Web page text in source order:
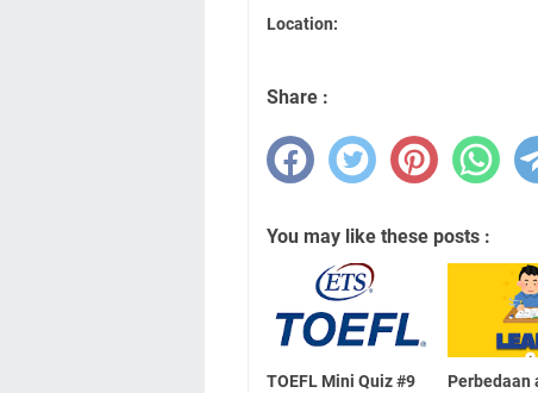
Location:
Share :
You may like these posts :
TOEFL Mini Quiz #9
Perbedaan